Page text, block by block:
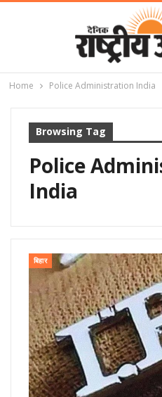
Home Police Administration India
Browsing Tag
Police
India
बिहार